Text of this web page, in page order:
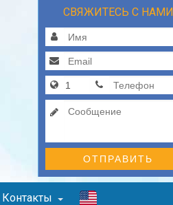
СВЯЖИТЕСЬ С НАМИ
ОТПРАВИТЬ
Контакты